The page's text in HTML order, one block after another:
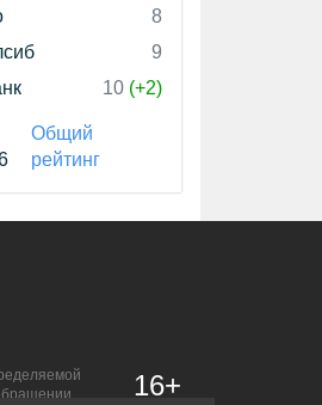
8
9
10 (+2)
Общий
рейтинг
16+